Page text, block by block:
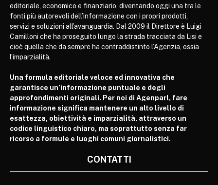
editoriale, economico e finanziario, diventando oggi una tra le
fonti più autorevoli dell’informazione con i propri prodotti,
servizi e soluzioni all’avanguardia. Dal 2009 il Direttore è Luigi
Camilloni che ha proseguito lungo la strada tracciata da Lisi e
cioè quella che da sempre ha contraddistinto l’Agenzia, ossia
l’imparzialità.
Una formula editoriale veloce ed innovativa che
garantisce un’informazione puntuale e degli
approfondimenti originali. Per noi di Agenparl, fare
informazione significa mantenere un alto livello di
esattezza, obiettività e imparzialità, attraverso un
codice linguistico chiaro, ma soprattutto senza far
ricorso a formule e luoghi comuni giornalistici.
CONTATTI